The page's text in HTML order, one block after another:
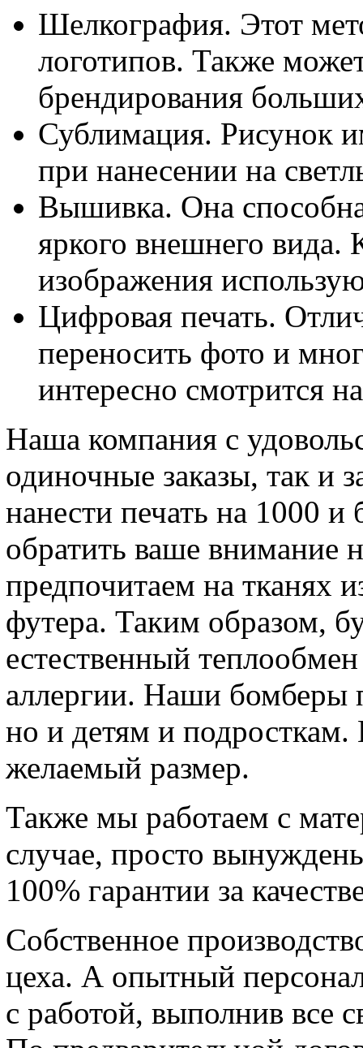
Шелкография. Этот
логотипов. Также
брендирования
Сублимация. Рисунок
при нанесении на
Вышивка. Она
яркого внешнего вида.
изображения
Цифровая печать.
переносить фото и
интересно смотрится
Наша компания с
одиночные заказы, так и
нанести печать на 1000
обратить ваше внимание
предпочитаем на тканях
футера. Таким образом,
естественный
аллергии. Наши бомберы
но и детям и подросткам.
желаемый размер.
Также мы работаем с
случае, просто
100% гарантии за
Собственное
цеха. А опытный
с работой, выполнив все